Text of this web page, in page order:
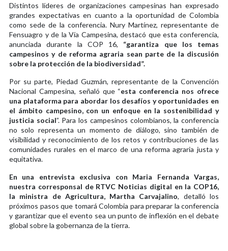
Distintos líderes de organizaciones campesinas han expresado
grandes expectativas en cuanto a la oportunidad de Colombia
como sede de la conferencia. Nury Martínez, representante de
Fensuagro y de la Vía Campesina, destacó que esta conferencia,
anunciada durante la COP 16, “garantiza que los temas
campesinos y de reforma agraria sean parte de la discusión
sobre la protección de la biodiversidad”.
Por su parte, Piedad Guzmán, representante de la Convención
Nacional Campesina, señaló que “esta conferencia nos ofrece
una plataforma para abordar los desafíos y oportunidades en
el ámbito campesino, con un enfoque en la sostenibilidad y
justicia social”. Para los campesinos colombianos, la conferencia
no solo representa un momento de diálogo, sino también de
visibilidad y reconocimiento de los retos y contribuciones de las
comunidades rurales en el marco de una reforma agraria justa y
equitativa.
En una entrevista exclusiva con Maria Fernanda Vargas,
nuestra corresponsal de RTVC Noticias digital en la COP16,
la ministra de Agricultura, Martha Carvajalino, detalló los
próximos pasos que tomará Colombia para preparar la conferencia
y garantizar que el evento sea un punto de inflexión en el debate
global sobre la gobernanza de la tierra.